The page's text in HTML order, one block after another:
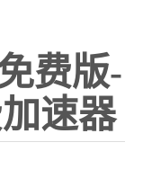
费版-
速器